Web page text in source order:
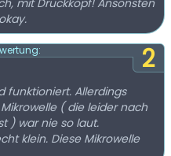
mit Druckkopf! Ansonsten
2
funktioniert. Allerdings
( die leider nach
) war nie so laut.
klein. Diese Mikrowelle